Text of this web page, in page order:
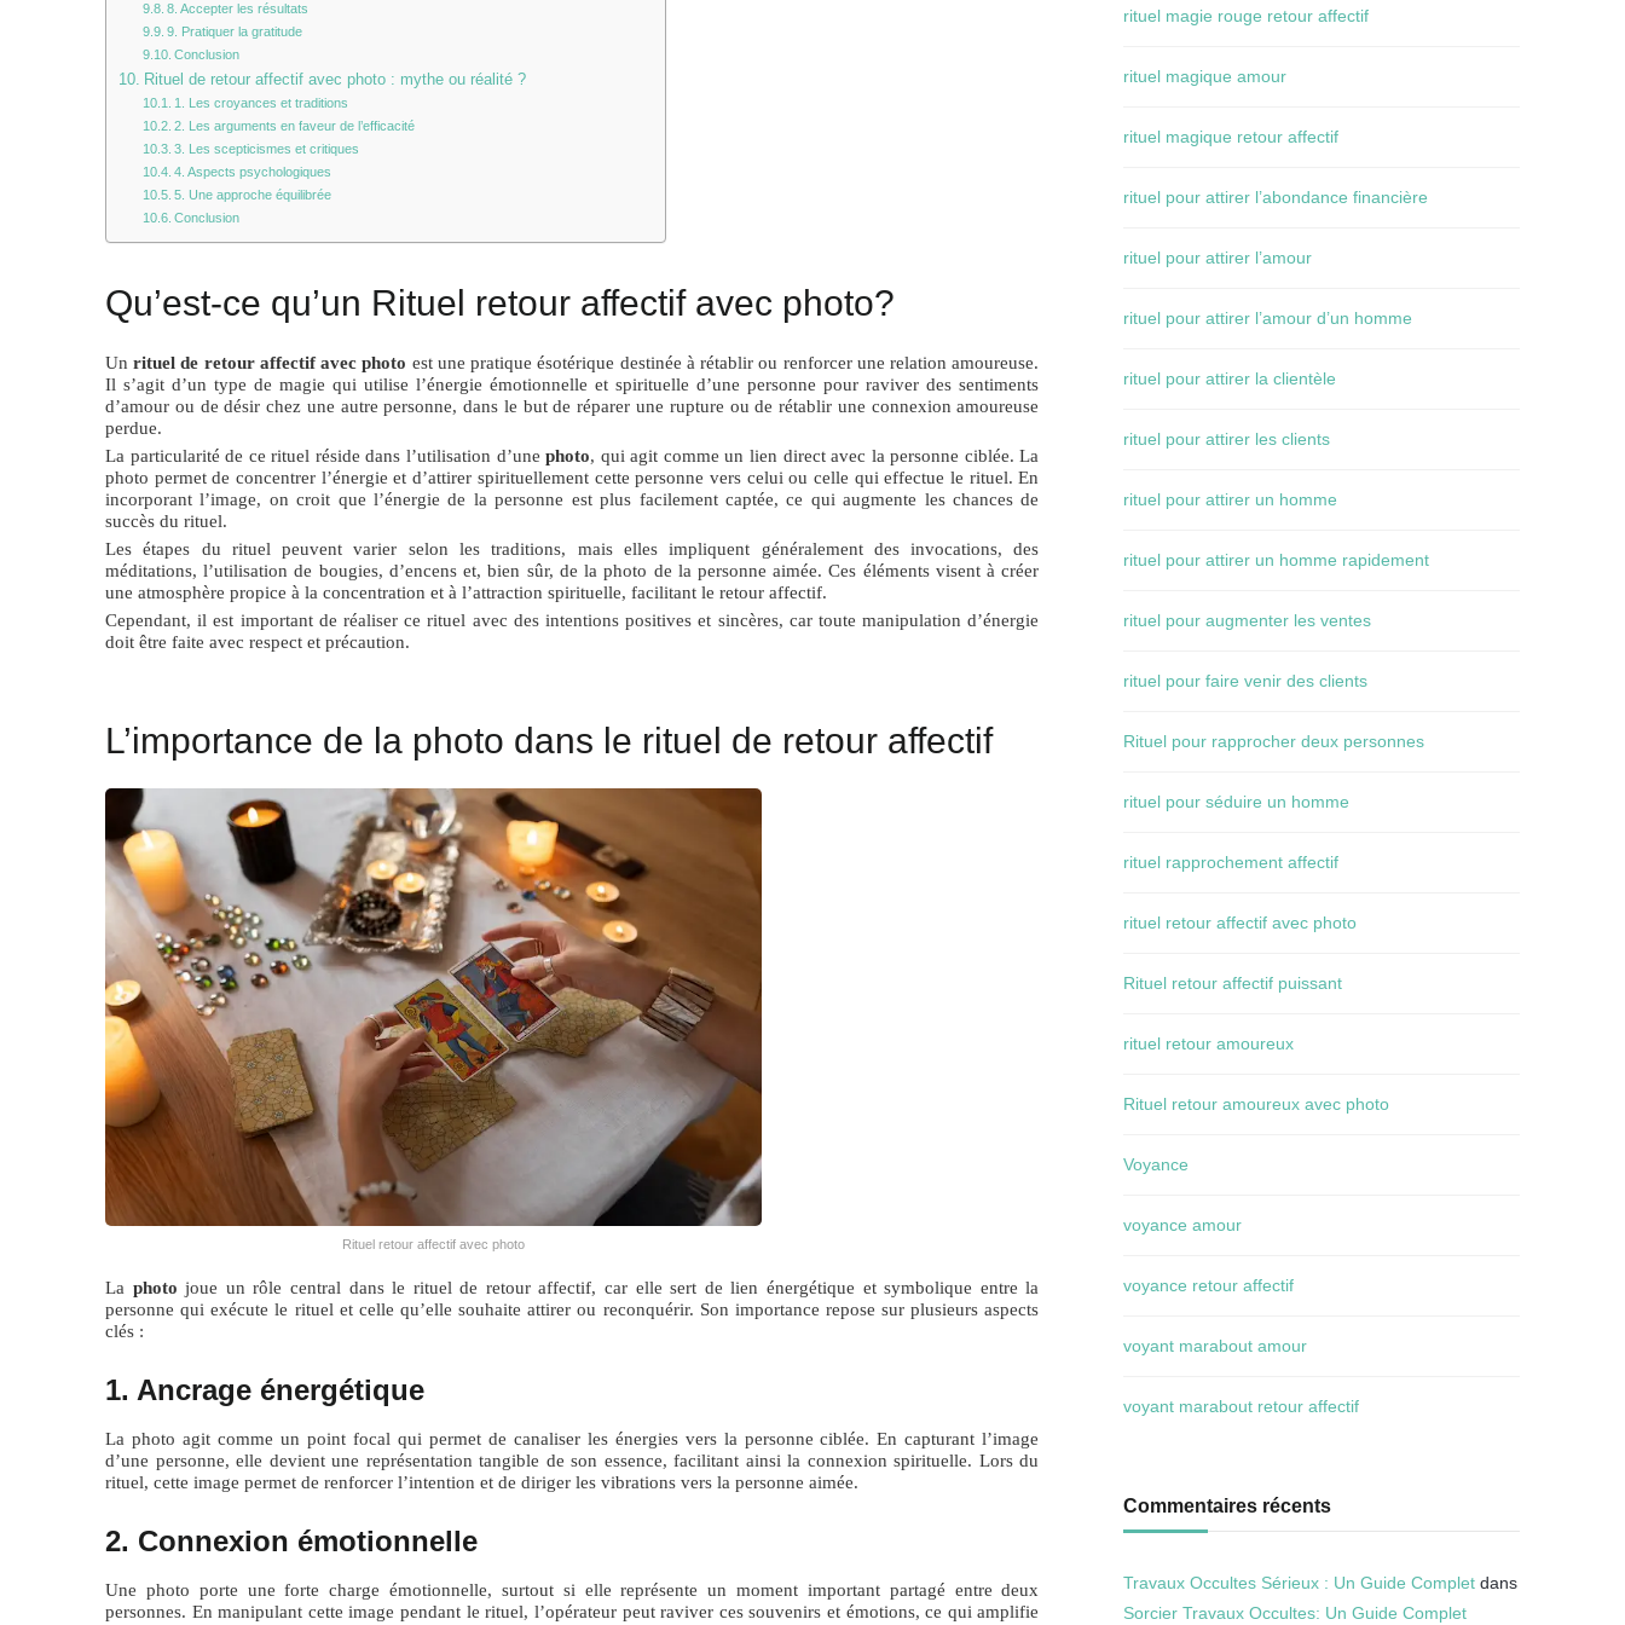
8. Accepter les résultats
9. Pratiquer la gratitude
Conclusion
Rituel de retour affectif avec photo : mythe ou réalité ?
1. Les croyances et traditions
2. Les arguments en faveur de l’efficacité
3. Les scepticismes et critiques
4. Aspects psychologiques
5. Une approche équilibrée
Conclusion
Qu’est-ce qu’un Rituel retour affectif avec photo?
Unrituel de retour affectif avec photo est une pratique ésotérique destinée à rétablir ou renforcer une relation amoureuse.
Il s’agit d’un type de magie qui utilise l’énergie émotionnelle et spirituelle d’une personne pour raviver des sentiments
d’amour ou de désir chez une autre personne, dans le but de réparer une rupture ou de rétablir une connexion amoureuse
perdue.
La particularité de ce rituel réside dans l’utilisation d’unephoto, qui agit comme un lien direct avec la personne ciblée. La
photo permet de concentrer l’énergie et d’attirer spirituellement cette personne vers celui ou celle qui effectue le rituel. En
incorporant l’image, on croit que l’énergie de la personne est plus facilement captée, ce qui augmente les chances de
succès du rituel.
Les étapes du rituel peuvent varier selon les traditions, mais elles impliquent généralement des invocations, des
méditations, l’utilisation de bougies, d’encens et, bien sûr, de la photo de la personne aimée. Ces éléments visent à créer
une atmosphère propice à la concentration et à l’attraction spirituelle, facilitant le retour affectif.
Cependant, il est important de réaliser ce rituel avec des intentions positives et sincères, car toute manipulation d’énergie
doit être faite avec respect et précaution.
L’importance de la photo dans le rituel de retour affectif
Rituel retour affectif avec photo
La photo joue un rôle central dans le rituel de retour affectif, car elle sert de lien énergétique et symbolique entre la
personne qui exécute le rituel et celle qu’elle souhaite attirer ou reconquérir. Son importance repose sur plusieurs aspects
clés :
1. Ancrage énergétique
La photo agit comme un point focal qui permet de canaliser les énergies vers la personne ciblée. En capturant l’image
d’une personne, elle devient une représentation tangible de son essence, facilitant ainsi la connexion spirituelle. Lors du
rituel, cette image permet de renforcer l’intention et de diriger les vibrations vers la personne aimée.
2. Connexion émotionnelle
Une photo porte une forte charge émotionnelle, surtout si elle représente un moment important partagé entre deux
personnes. En manipulant cette image pendant le rituel, l’opérateur peut raviver ces souvenirs et émotions, ce qui amplifie
rituel magie rouge retour affectif
rituel magique amour
rituel magique retour affectif
rituel pour attirer l’abondance financière
rituel pour attirer l’amour
rituel pour attirer l’amour d’un homme
rituel pour attirer la clientèle
rituel pour attirer les clients
rituel pour attirer un homme
rituel pour attirer un homme rapidement
rituel pour augmenter les ventes
rituel pour faire venir des clients
Rituel pour rapprocher deux personnes
rituel pour séduire un homme
rituel rapprochement affectif
rituel retour affectif avec photo
Rituel retour affectif puissant
rituel retour amoureux
Rituel retour amoureux avec photo
Voyance
voyance amour
voyance retour affectif
voyant marabout amour
voyant marabout retour affectif
Commentaires récents
Travaux Occultes Sérieux : Un Guide Complet dans
Sorcier Travaux Occultes: Un Guide Complet